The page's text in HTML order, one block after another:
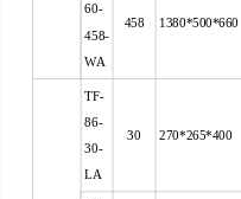
60-
458-
WA
458 1380*500*660
TF-
86-
30-
LA
30 270*265*400